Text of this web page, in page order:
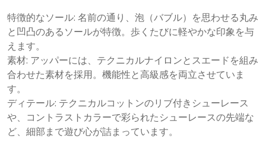
特徴的なソール: 名前の通り、泡（バブル）を思わせる丸み
と凹凸のあるソールが特徴。歩くたびに軽やかな印象を与
えます。
素材: アッパーには、テクニカルナイロンとスエードを組み
合わせた素材を採用。機能性と高級感を両立させていま
す。
ディテール: テクニカルコットンのリブ付きシューレース
や、コントラストカラーで彩られたシューレースの先端な
ど、細部まで遊び心が詰まっています。